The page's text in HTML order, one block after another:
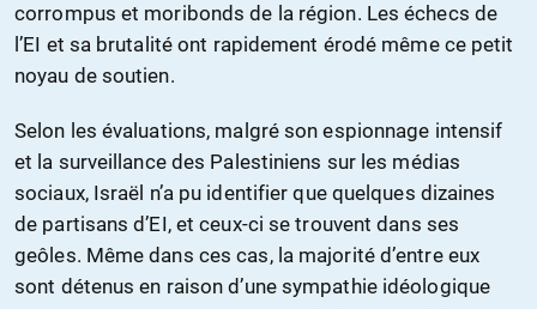
corrompus et moribonds de la région. Les échecs de
l’EI et sa brutalité ont rapidement érodé même ce petit
noyau de soutien.
Selon les évaluations, malgré son espionnage intensif
et la surveillance des Palestiniens sur les médias
sociaux, Israël n’a pu identifier que quelques dizaines
de partisans d’EI, et ceux-ci se trouvent dans ses
geôles. Même dans ces cas, la majorité d’entre eux
sont détenus en raison d’une sympathie idéologique